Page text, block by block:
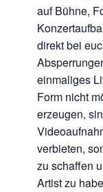
auf Bühne,
direkt bei
einmaliges
Form nicht
erzeugen,
verbieten,
zu schaffen
Artist zu